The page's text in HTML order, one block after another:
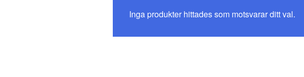
Inga produkter hittades som motsvarar ditt val.